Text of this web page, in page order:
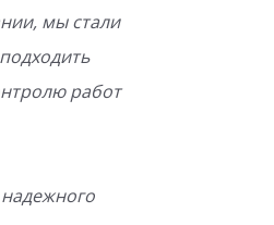
мы стали
работ